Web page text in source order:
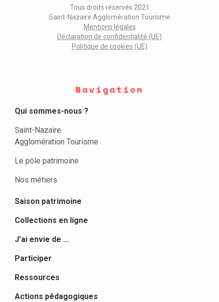
Tous droits réservés 2021
Saint-Nazaire Agglomération Tourisme
Mentions légales
Déclaration de confidentialité (UE)
Politique de cookies (UE)
Navigation
Qui sommes-nous ?
Saint-Nazaire
Agglomération Tourisme
Le pôle patrimoine
Nos métiers
Saison patrimoine
Collections en ligne
J’ai envie de …
Participer
Ressources
Actions pédagogiques